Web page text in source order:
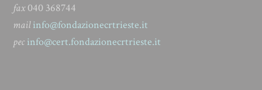
fax040 368744
mailinfo@fondazionecrtrieste.it
pecinfo@cert.fondazionecrtrieste.it